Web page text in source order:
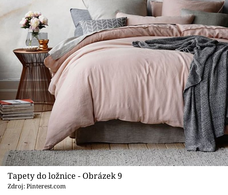
Tapety do ložnice - Obrázek 9
Zdroj: Pinterest.com